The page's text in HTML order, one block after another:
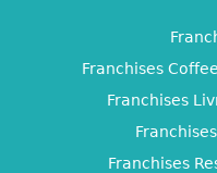
Franchises
Franchises
Franchises